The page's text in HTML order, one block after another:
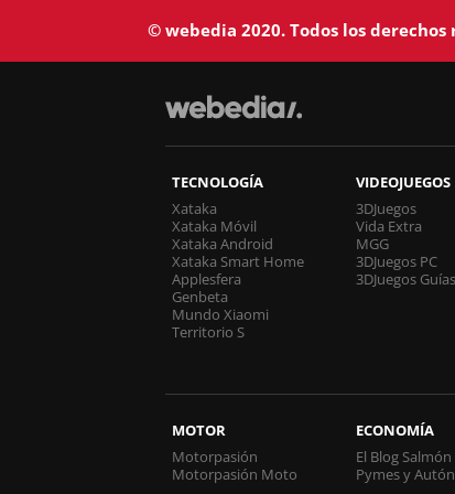
© webedia 2020. Todos los derechos
TECNOLOGÍA
Xataka
Xataka Móvil
Xataka Android
Xataka Smart Home
Applesfera
Genbeta
Mundo Xiaomi
Territorio S
VIDEOJUEGOS
3DJuegos
Vida Extra
MGG
3DJuegos PC
3DJuegos Guías
MOTOR
Motorpasión
Motorpasión Moto
ECONOMÍA
El Blog Salmón
Pymes y